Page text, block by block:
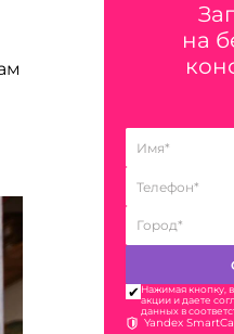
на
Нажимая кнопку,
акции и даете
данных в
Yandex